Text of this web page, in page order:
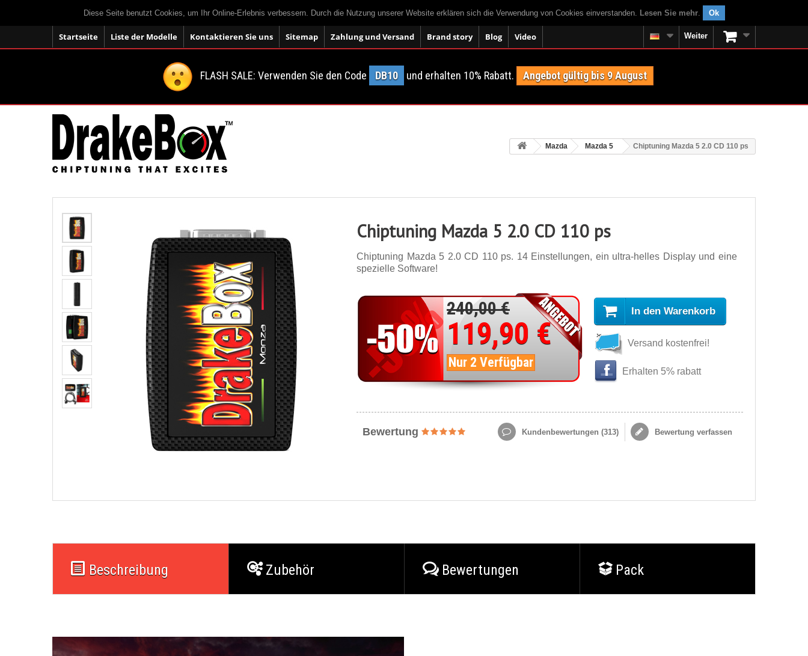
Diese Seite benutzt Cookies, um Ihr Online-Erlebnis verbessern. Durch die Nutzung unserer Website erklären sich die Verwendung von Cookies einverstanden. Lesen Sie mehr. Ok
Startseite Liste der Modelle Kontaktieren Sie uns Sitemap Zahlung und Versand Brand story Blog Video Weiter
FLASH SALE: Verwenden Sie den Code DB10 und erhalten 10% Rabatt. Angebot gültig bis 9 August
Mazda Mazda 5 Chiptuning Mazda 5 2.0 CD 110 ps
Chiptuning Mazda 5 2.0 CD 110 ps
Chiptuning Mazda 5 2.0 CD 110 ps. 14 Einstellungen, ein ultra-helles Display und eine
spezielle Software!
240,00 €
119,90 €
Nur 2 Verfügbar
In den Warenkorb
Versand kostenfrei!
Erhalten 5% rabatt
Bewertung Kundenbewertungen (313) Bewertung verfassen
Beschreibung Zubehör Bewertungen Pack